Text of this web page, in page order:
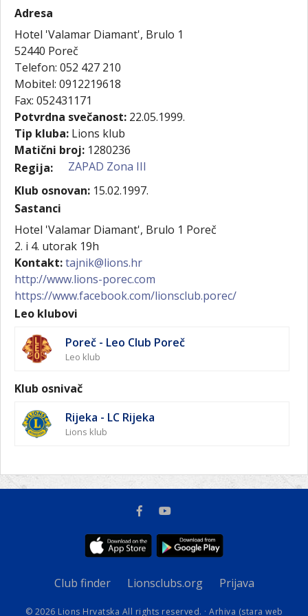
Adresa
Hotel 'Valamar Diamant', Brulo 1
52440 Poreč
Telefon: 052 427 210
Mobitel: 0912219618
Fax: 052431171
Potvrdna svečanost: 22.05.1999.
Tip kluba: Lions klub
Matični broj: 1280236
Regija:
ZAPAD Zona III
Klub osnovan: 15.02.1997.
Sastanci
Hotel 'Valamar Diamant', Brulo 1 Poreč
2. i 4. utorak 19h
Kontakt:tajnik@lions.hr
http://www.lions-porec.com
https://www.facebook.com/lionsclub.porec/
Leo klubovi
Poreč - Leo Club Poreč
Leo klub
Klub osnivač
Rijeka - LC Rijeka
Lions klub
Club finder Lionsclubs.org Prijava
© 2026 Lions Hrvatska All rights reserved. · Arhiva (stara web